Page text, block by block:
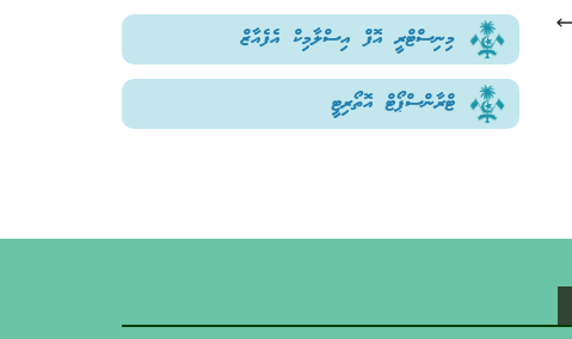
މިނިސްޓްރީ އޮފް އިސްލާމިކް އެފެއާޒް
ޓްރާންސްޕޯޓް އޮތޯރިޓީ